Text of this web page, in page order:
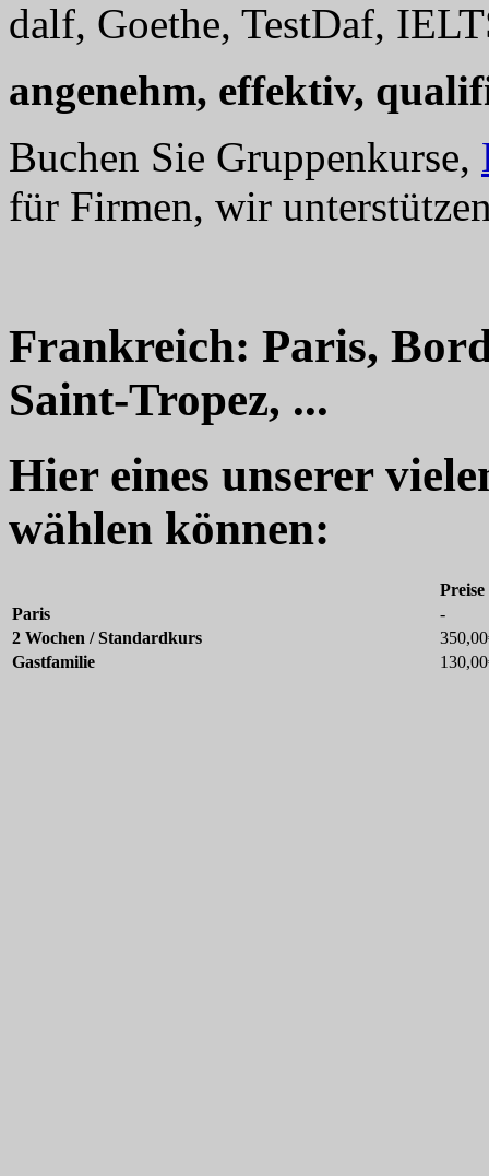
dalf, Goethe, TestDaf,
angenehm, effektiv,
Buchen Sie Gruppenkurse,
für Firmen, wir
Frankreich: Paris,
Saint-Tropez, ...
Hier eines unserer
wählen können:
Preise
Paris
-
2 Wochen / Standardkurs
Gastfamilie